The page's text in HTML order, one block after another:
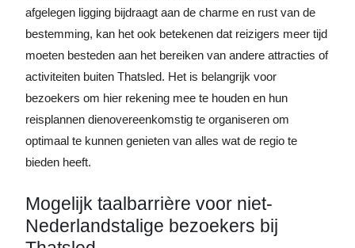
afgelegen ligging bijdraagt aan de charme en rust van de
bestemming, kan het ook betekenen dat reizigers meer tijd
moeten besteden aan het bereiken van andere attracties of
activiteiten buiten Thatsled. Het is belangrijk voor
bezoekers om hier rekening mee te houden en hun
reisplannen dienovereenkomstig te organiseren om
optimaal te kunnen genieten van alles wat de regio te
bieden heeft.
Mogelijk taalbarrière voor niet-
Nederlandstalige bezoekers bij